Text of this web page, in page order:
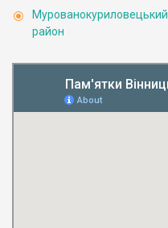
Мурованокуриловецький
район